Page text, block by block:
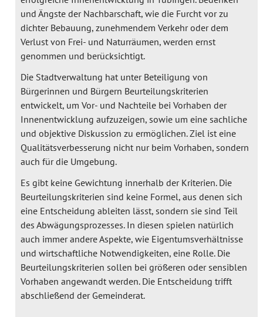
und Ängste der Nachbarschaft, wie die Furcht vor zu
dichter Bebauung, zunehmendem Verkehr oder dem
Verlust von Frei- und Naturräumen, werden ernst
genommen und berücksichtigt.
Die Stadtverwaltung hat unter Beteiligung von
Bürgerinnen und Bürgern Beurteilungskriterien
entwickelt, um Vor- und Nachteile bei Vorhaben der
Innenentwicklung aufzuzeigen, sowie um eine sachliche
und objektive Diskussion zu ermöglichen. Ziel ist eine
Qualitätsverbesserung nicht nur beim Vorhaben, sondern
auch für die Umgebung.
Es gibt keine Gewichtung innerhalb der Kriterien. Die
Beurteilungskriterien sind keine Formel, aus denen sich
eine Entscheidung ableiten lässt, sondern sie sind Teil
des Abwägungsprozesses. In diesen spielen natürlich
auch immer andere Aspekte, wie Eigentumsverhältnisse
und wirtschaftliche Notwendigkeiten, eine Rolle. Die
Beurteilungskriterien sollen bei größeren oder sensiblen
Vorhaben angewandt werden. Die Entscheidung trifft
abschließend der Gemeinderat.